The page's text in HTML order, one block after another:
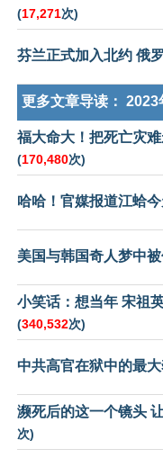
(17,271次)
芬兰正式加入北约 俄
更多文章导读： 2023
福大命大！把死亡灾
(170,480次)
哈哈！官媒报道江蛤
美国与韩国奇人梦中
小笑话：想当年 宋祖
(340,532次)
中共高官在狱中的最
濒死后的这一个镜头
次)